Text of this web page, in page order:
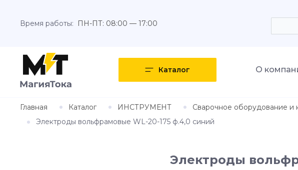
Время работы: ПН-ПТ: 08:00 — 17:00
Каталог О
Главная Каталог ИНСТРУМЕНТ Сварочное оборудование и
Электроды вольфрамовые WL-20-175 ф.4,0 синий
Электроды